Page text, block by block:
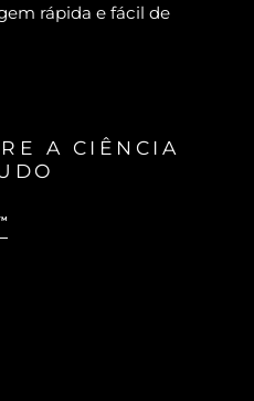
rápida e fácil de
A CIÊNCIA